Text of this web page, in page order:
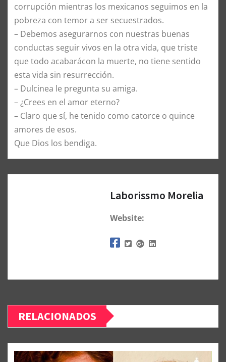
corrupción mientras los mexicanos seguimos en la
pobreza con temor a ser secuestrados.
– Debemos asegurarnos con nuestras buenas
conductas seguir vivos en la otra vida, que triste
que todo acabarácon la muerte, no tiene sentido
esta vida sin resurrección.
– Dulcinea le pregunta su amiga.
–¿Crees en el amor eterno?
– Claro que sí, he tenido como catorce o quince
amores de esos.
Que Dios los bendiga.
Laborissmo Morelia
Website:
RELACIONADOS